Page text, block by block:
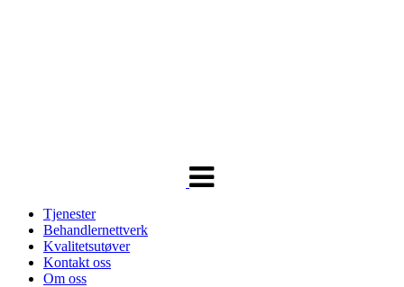
Tjenester
Behandlernettverk
Kvalitetsutøver
Kontakt oss
Om oss